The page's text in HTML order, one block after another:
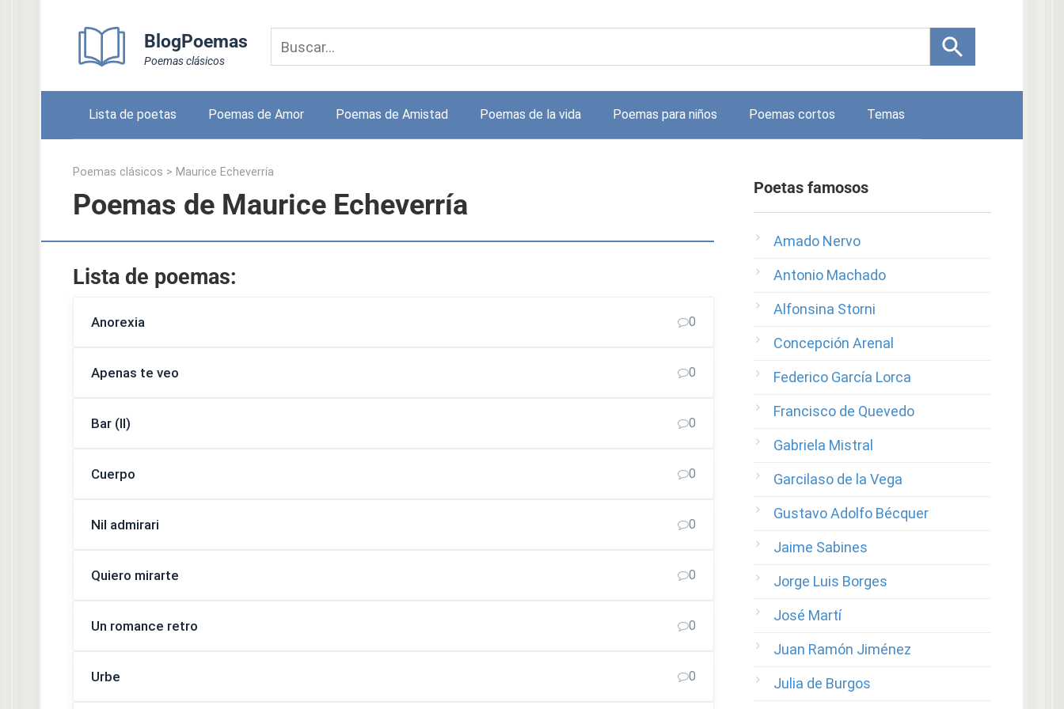
BlogPoemas
Poemas clásicos
Lista de poetas Poemas de Amor Poemas de Amistad Poemas de la vida Poemas para niños Poemas cortos Temas
Poemas clásicos > Maurice Echeverría
Poemas de Maurice Echeverría
Lista de poemas:
Anorexia 0
Apenas te veo 0
Bar (II) 0
Cuerpo 0
Nil admirari 0
Quiero mirarte 0
Un romance retro 0
Urbe 0
Poetas famosos
Amado Nervo
Antonio Machado
Alfonsina Storni
Concepción Arenal
Federico García Lorca
Francisco de Quevedo
Gabriela Mistral
Garcilaso de la Vega
Gustavo Adolfo Bécquer
Jaime Sabines
Jorge Luis Borges
José Martí
Juan Ramón Jiménez
Julia de Burgos